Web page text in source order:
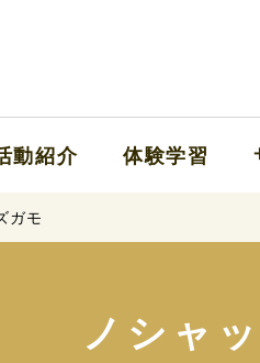
動紹介 体験学習
ガモ
ノシャ